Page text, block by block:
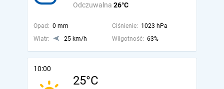
Odczuwalna 26°C
Opad: 0 mm Ciśnienie: 1023 hPa
Wiatr:
25 km/h Wilgotność: 63%
10:00
25°C